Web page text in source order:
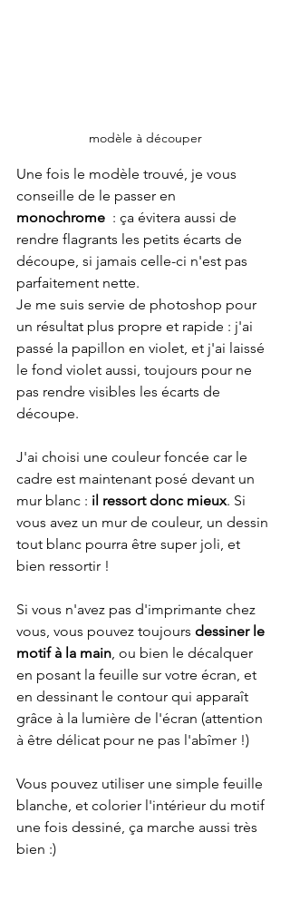
modèle à découper
Une fois le modèle trouvé, je vous
conseille de le passer en
monochrome : ça évitera aussi de
rendre flagrants les petits écarts de
découpe, si jamais celle-ci n'est pas
parfaitement nette.
Je me suis servie de photoshop pour
un résultat plus propre et rapide : j'ai
passé la papillon en violet, et j'ai laissé
le fond violet aussi, toujours pour ne
pas rendre visibles les écarts de
découpe.
J'ai choisi une couleur foncée car le
cadre est maintenant posé devant un
mur blanc : il ressort donc mieux. Si
vous avez un mur de couleur, un dessin
tout blanc pourra être super joli, et
bien ressortir !
Si vous n'avez pas d'imprimante chez
vous, vous pouvez toujours dessiner le
motif à la main, ou bien le décalquer
en posant la feuille sur votre écran, et
en dessinant le contour qui apparaît
grâce à la lumière de l'écran (attention
à être délicat pour ne pas l'abîmer !)
Vous pouvez utiliser une simple feuille
blanche, et colorier l'intérieur du motif
une fois dessiné, ça marche aussi très
bien :)